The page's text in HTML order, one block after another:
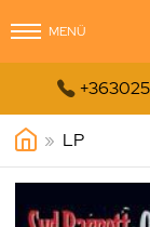
MENÜ

» LP